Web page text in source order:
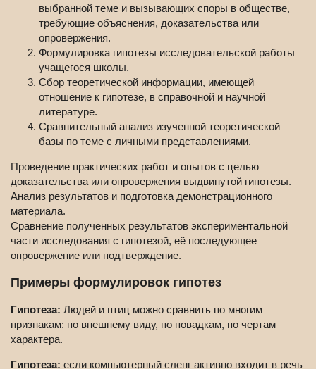
выбранной теме и вызывающих споры в обществе,
требующие объяснения, доказательства или
опровержения.
Формулировка гипотезы исследовательской работы
учащегося школы.
Сбор теоретической информации, имеющей
отношение к гипотезе, в справочной и научной
литературе.
Сравнительный анализ изученной теоретической
базы по теме с личными представлениями.
Проведение практических работ и опытов с целью
доказательства или опровержения выдвинутой гипотезы.
Анализ результатов и подготовка демонстрационного
материала.
Сравнение полученных результатов экспериментальной
части исследования с гипотезой, её последующее
опровержение или подтверждение.
Примеры формулировок гипотез
Гипотеза: Людей и птиц можно сравнить по многим
признакам: по внешнему виду, по повадкам, по чертам
характера.
Гипотеза: если компьютерный сленг активно входит в речь